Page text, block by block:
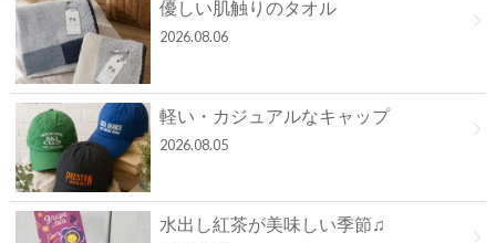
優しい肌触りのタオル
2026.08.06
軽い・カジュアルなキャップ
2026.08.05
水出し紅茶が美味しい季節♫